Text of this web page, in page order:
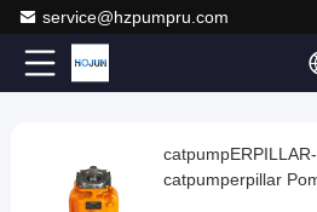
service@hzpumpru.com
Video
catpumpERPILLAR-
320N
catpumperpillar